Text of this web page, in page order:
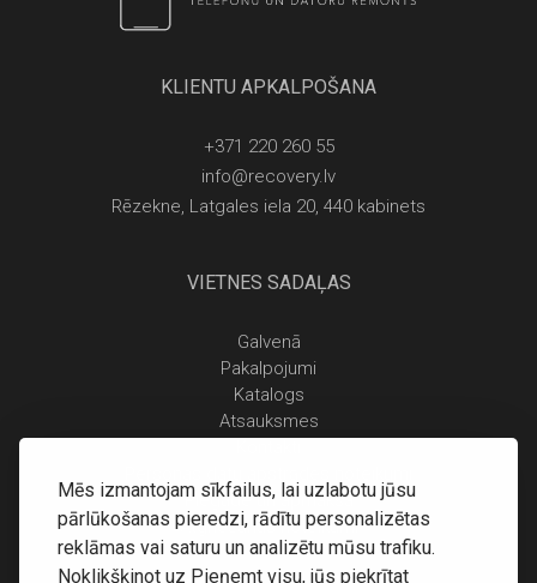
Mēs izmantojam sīkfailus, lai uzlabotu jūsu
pārlūkošanas pieredzi, rādītu personalizētas
reklāmas vai saturu un analizētu mūsu trafiku.
Noklikšķinot uz Pieņemt visu, jūs piekrītat
KLIENTU APKALPOŠANA
+371 220 260 55
info@recovery.lv
Rēzekne, Latgales iela 20, 440 kabinets
VIETNES SADAĻAS
Galvenā
Pakalpojumi
Katalogs
Atsauksmes
Piegāde un apmaksa
Atgriešanas noteikumi